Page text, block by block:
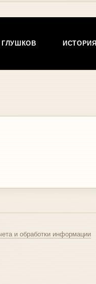
ГЛУШКОВ ИСТОРИЯ
и обработки информации